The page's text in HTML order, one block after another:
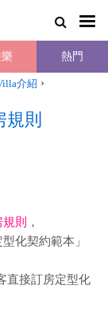
熱門
介紹 ›
則
則
，
化契約範本」
直接訂房定型化